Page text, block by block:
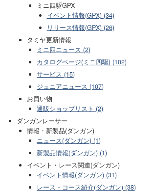
ミニ四駆GPX
イベント情報(GPX) (34)
リリース情報(GPX) (26)
タミヤ更新情報
ミニ四ニュース (2)
カタログページ(ミニ四駆) (102)
サービス (15)
ジュニアニュース (107)
お買い物
通販ショップリスト (2)
ダンガンレーサー
情報・新製品(ダンガン)
ニュース(ダンガン) (1)
新製品情報(ダンガン) (1)
イベント・レース関連(ダンガン)
イベント情報(ダンガン) (31)
レース・コース紹介(ダンガン) (38)